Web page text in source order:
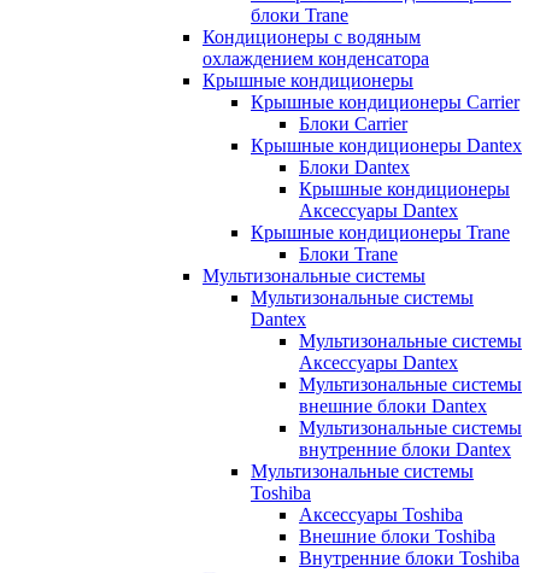
блоки Trane
Кондиционеры с водяным
охлаждением конденсатора
Крышные кондиционеры
Крышные кондиционеры Carrier
Блоки Carrier
Крышные кондиционеры Dantex
Блоки Dantex
Крышные кондиционеры
Аксессуары Dantex
Крышные кондиционеры Trane
Блоки Trane
Мультизональные системы
Мультизональные системы
Dantex
Мультизональные системы
Аксессуары Dantex
Мультизональные системы
внешние блоки Dantex
Мультизональные системы
внутренние блоки Dantex
Мультизональные системы
Toshiba
Аксессуары Toshiba
Внешние блоки Toshiba
Внутренние блоки Toshiba